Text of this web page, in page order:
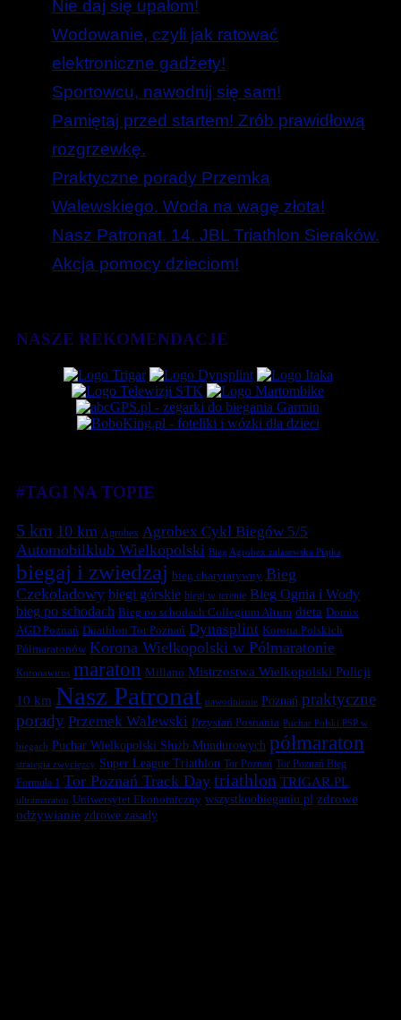
Nie daj się upałom!
Wodowanie, czyli jak ratować
elektroniczne gadżety!
Sportowcu, nawodnij się sam!
Pamiętaj przed startem! Zrób prawidłową
rozgrzewkę.
Praktyczne porady Przemka
Walewskiego. Woda na wagę złota!
Nasz Patronat. 14. JBL Triathlon Sieraków.
Akcja pomocy dzieciom!
NASZE REKOMENDACJE
#TAGI NA TOPIE
5 km 10 km Agrobex Agrobex Cykl Biegów 5/5
Automobilklub Wielkopolski Bieg Agrobex zalasewska Piątka
biegaj i zwiedzaj bieg charytatywny Bieg
Czekoladowy biegi górskie biegi w terenie Bieg Ognia i Wody
bieg po schodach Bieg po schodach Collegium Altum dieta Domix
AGD Poznań Duathlon Tor Poznań Dynasplint Korona Polskich
Półmaratonów Korona Wielkopolski w Półmaratonie
Koronawirus maraton Millano Mistrzostwa Wielkopolski Policji
10 km Nasz Patronat nawodnienie Poznań praktyczne
porady Przemek Walewski Przystań Posnania Puchar Polski PSP w
biegach Puchar Wielkopolski Służb Mundurowych półmaraton
strategia zwycięzcy Super League Triathlon Tor Poznań Tor Poznań Bieg
Formuła 1 Tor Poznań Track Day triathlon TRIGAR.PL
ultramaraton Uniwersytet Ekonomiczny wszystkoobieganiu.pl zdrowe
odżywianie zdrowe zasady